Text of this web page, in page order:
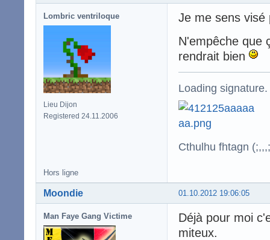
Lombric ventriloque
Lieu Dijon
Registered 24.11.2006
Je me sens
N'empêche que
rendrait bien
Loading signature.
Cthulhu fhtagn
Hors ligne
01.10.2012 19:06:05
Moondie
Man Faye Gang Victime
Déjà pour moi
miteux.